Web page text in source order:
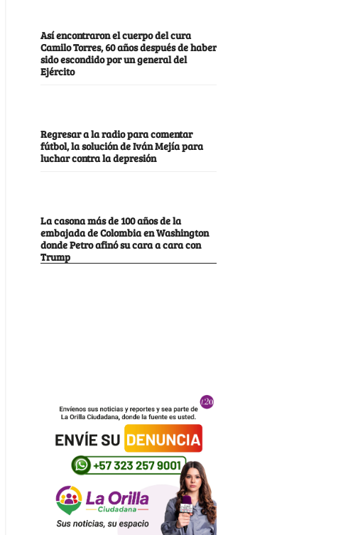
Así encontraron el cuerpo del cura
Camilo Torres, 60 años después de haber
sido escondido por un general del
Ejército
Regresar a la radio para comentar
fútbol, la solución de Iván Mejía para
luchar contra la depresión
La casona más de 100 años de la
embajada de Colombia en Washington
donde Petro afinó su cara a cara con
Trump